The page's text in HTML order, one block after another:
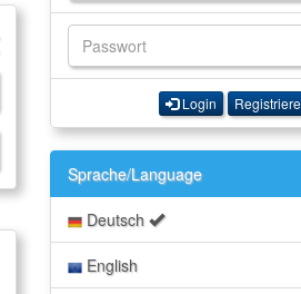
Login
Sprache/Language
Deutsch
English